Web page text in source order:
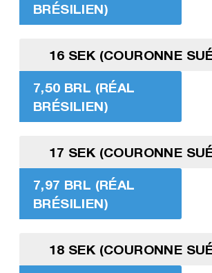
BRÉSILIEN)
16 SEK (COURONNE
7,50 BRL (RÉAL
BRÉSILIEN)
17 SEK (COURONNE
7,97 BRL (RÉAL
BRÉSILIEN)
18 SEK (COURONNE